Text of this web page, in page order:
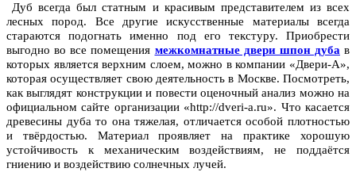
Дуб всегда был статным и красивым представителем из всех
лесных пород. Все другие искусственные материалы всегда
стараются подогнать именно под его текстуру. Приобрести
выгодно во все помещения межкомнатные двери шпон дубав
которых является верхним слоем, можно в компании «Двери-А»,
которая осуществляет свою деятельность в Москве. Посмотреть,
как выглядят конструкции и повести оценочный анализ можно на
официальном сайте организации «http://dveri-a.ru». Что касается
древесины дуба то она тяжелая, отличается особой плотностью
и твёрдостью. Материал проявляет на практике хорошую
устойчивость к механическим воздействиям, не поддаётся
гниению и воздействию солнечных лучей.